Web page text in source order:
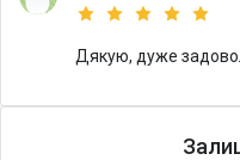
Дякую, дуже